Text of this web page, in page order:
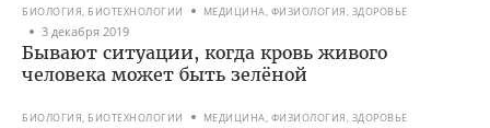
БИОЛОГИЯ, БИОТЕХНОЛОГИИ МЕДИЦИНА, ФИЗИОЛОГИЯ, ЗДОРОВЬЕ
3 декабря 2019
Бывают ситуации, когда кровь живого
человека может быть зелёной
БИОЛОГИЯ, БИОТЕХНОЛОГИИ
МЕДИЦИНА, ФИЗИОЛОГИЯ, ЗДОРОВЬЕ